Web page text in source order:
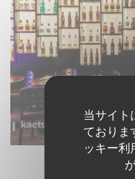
当サイト
ておりま
ッキー